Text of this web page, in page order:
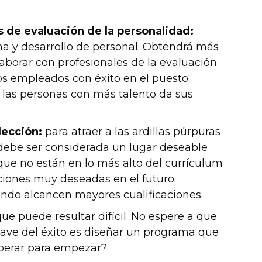
evaluación de la personalidad:
y desarrollo de personal. Obtendrá más
con profesionales de la evaluación
empleados con éxito en el puesto
personas con más talento da sus
para atraer a las ardillas púrpuras
ser considerada un lugar deseable
no están en lo más alto del currículum
muy deseadas en el futuro.
alcancen mayores cualificaciones.
puede resultar difícil. No espere a que
del éxito es diseñar un programa que
para empezar?